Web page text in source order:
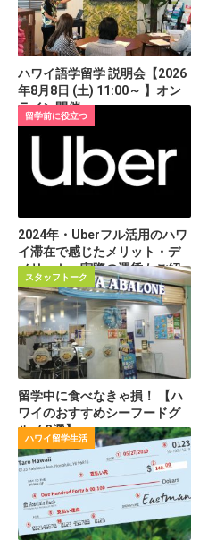
ハワイ語学留学 説明会【2026
年8月8日 (土) 11:00～ 】オン
ライン開催
留学前に役立つ
2024年・Uberフル活用のハワ
イ滞在で感じたメリット・デ
メリット 実際の運賃もご紹
介
スタッフトーク
留学中に食べなきゃ損！ 【ハ
ワイのおすすめシーフードグ
ルメ 3選】
ハワイ留学生活